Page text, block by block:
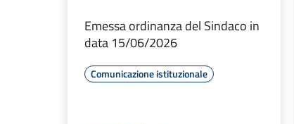
Emessa ordinanza del Sindaco in
data 15/06/2026
Comunicazione istituzionale